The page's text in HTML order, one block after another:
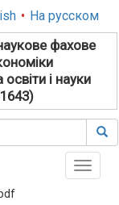
• На русском
фахове
і науки
Toggle